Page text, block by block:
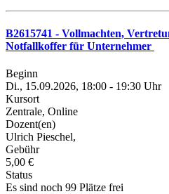
B2615741 - Vollmachten,
Notfallkoffer für Unternehmer
Beginn
Di., 15.09.2026, 18:00 - 19:30 Uhr
Kursort
Zentrale, Online
Dozent(en)
Ulrich Pieschel,
Gebühr
5,00 €
Status
Es sind noch 99 Plätze frei